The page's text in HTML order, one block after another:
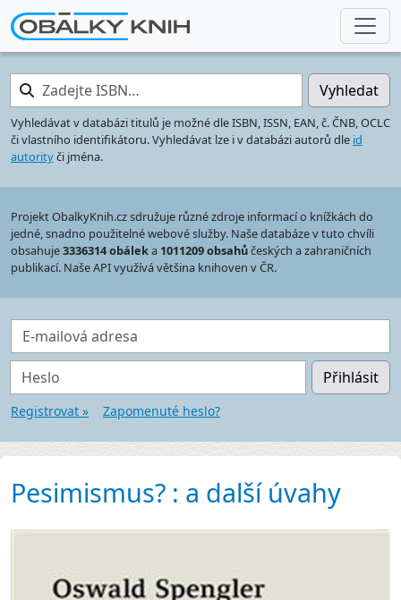
Zadejte ISBN… Vyhledat
Vyhledávat v databázi titulů je možné dle ISBN, ISSN, EAN, č. ČNB, OCLC
či vlastního identifikátoru. Vyhledávat lze i v databázi autorů dle id
autorityči jména.
Projekt ObalkyKnih.cz sdružuje různé zdroje informací o knížkách do
jedné, snadno použitelné webové služby. Naše databáze v tuto chvíli
obsahuje3336314 obáleka 1011209 obsahůčeských a zahraničních
publikací. Naše API využívá většina knihoven v ČR.
E-mailová adresa
Heslo Přihlásit
Registrovat » Zapomenuté heslo?
Pesimismus? : a další úvahy